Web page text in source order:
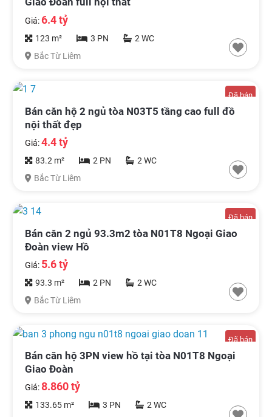
Giá:6.4 tỷ
123 m² 3 PN
2 WC
Bắc Từ Liêm
Đã bán
Bán căn hộ 2 ngủ tòa N03T5 tầng cao full đồ
nội thất đẹp
Giá:4.4 tỷ
83.2 m² 2 PN
2 WC
Bắc Từ Liêm
Đã bán
Bán căn 2 ngủ 93.3m2 tòa N01T8 Ngoại Giao
Đoàn view Hồ
Giá: 5.6 tỷ
93.3 m² 2 PN
2 WC
Bắc Từ Liêm
Đã bán
Bán căn hộ 3PN view hồ tại tòa N01T8 Ngoại
Giao Đoàn
Giá:8.860 tỷ
133.65 m² 3 PN
2 WC